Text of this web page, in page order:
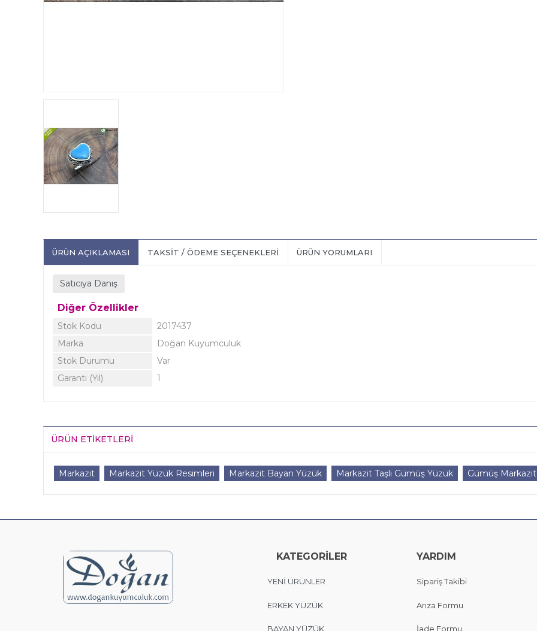
ÜRÜN AÇIKLAMASI TAKSIT / ÖDEME SEÇENEKLERI ÜRÜN YORUMLARI
Satıcıya Danış
Diğer Özellikler
Stok Kodu
2017437
Marka
Doğan Kuyumculuk
Stok Durumu
Var
Garanti (Yıl)
1
ÜRÜN ETIKETLERI
Markazit Markazit Yüzük Resimleri Markazit Bayan Yüzük Markazit Taşlı Gümüş Yüzük Gümüş
KATEGORİLER
YENİ ÜRÜNLER
ERKEK YÜZÜK
BAYAN YÜZÜK
YARDIM
Sipariş Takibi
Arıza Formu
İade Formu